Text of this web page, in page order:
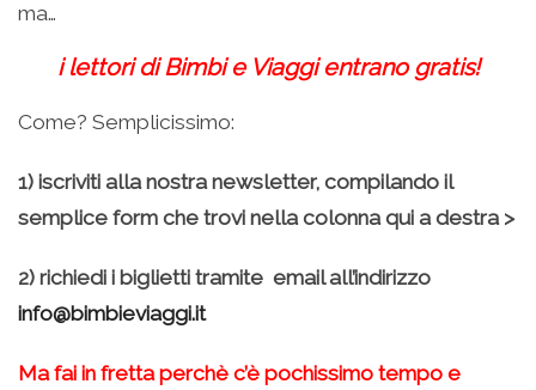
ma…
i lettori di Bimbi e Viaggi entrano gratis!
Come? Semplicissimo:
1) iscriviti alla nostra newsletter, compilando il
semplice form che trovi nella colonna qui a destra >
2) richiedi i biglietti tramite email all’indirizzo
info@bimbieviaggi.it
Ma fai in fretta perchè c’è pochissimo tempo e